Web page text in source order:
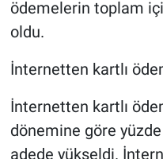
ödemelerin toplam
oldu.
İnternetten kartlı
İnternetten kartlı
dönemine göre
adede yükseldi.